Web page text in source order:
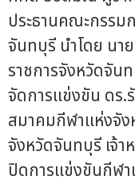
ประธานคณะกรรม
จันทบุรี นำโดย น
ราชการจังหวัดจัน
จัดการแข่งขัน ดร.
สมาคมกีฬาแห่งจัง
จังหวัดจันทบุรี เจ้า
ปิดการแข่งขันกีฬ